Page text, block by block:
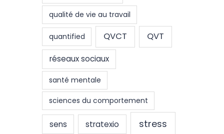
qualité de vie au travail
quantified QVCT QVT
réseaux sociaux
santé mentale
sciences du comportement
sens stratexio stress